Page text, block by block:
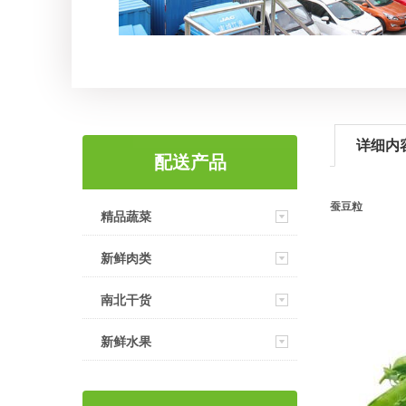
配送产品
精品蔬菜
新鲜肉类
南北干货
新鲜水果
详细内
蚕豆粒